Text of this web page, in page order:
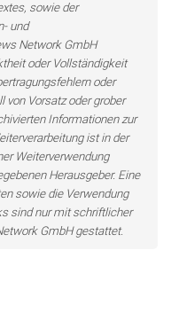
sowie der
und
Network GmbH
oder Vollständigkeit
oder
von Vorsatz oder grober
Informationen zur
ist in der
Weiterverwendung
Herausgeber. Eine
sowie die Verwendung
sind nur mit schriftlicher
GmbH gestattet.